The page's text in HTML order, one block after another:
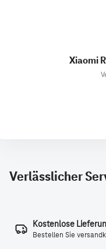
Xiaomi
Verlässlicher
Kostenlose
Bestellen Sie